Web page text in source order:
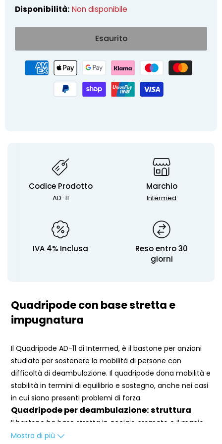
Disponibilità: Non disponibile
Esaurito
Codice Prodotto
AD-11
Marchio
Intermed
IVA 4% Inclusa
Reso entro 30
giorni
Quadripode con base stretta e
impugnatura
Il Quadripode AD-11 di Intermed, è il bastone per anziani
studiato per sostenere la mobilità di persone con
difficoltà di deambulazione. Il quadripode dona mobilità e
stabilità in termini di equilibrio e sostegno, anche nei casi
in cui siano presenti problemi di forza.
Quadripode per deambulazione: struttura
Il bastone ha base stretta in acciaio cromato e il manico
aperto, con impugnatura anatomica in polipropilene. Il
Dimensione della base: 38 x 23 x 26 x 23 cm
Mostra di più